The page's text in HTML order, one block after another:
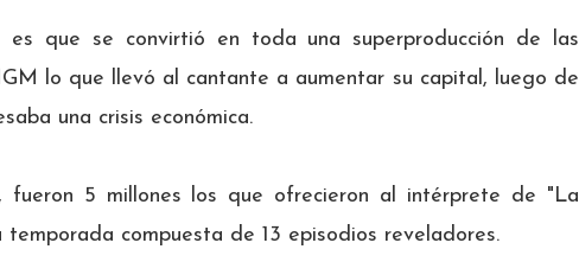
que se convirtió en toda una superproducción de las
lo que llevó al cantante a aumentar su capital, luego de
una crisis económica.
fueron 5 millones los que ofrecieron al intérprete de "La
temporada compuesta de 13 episodios reveladores.